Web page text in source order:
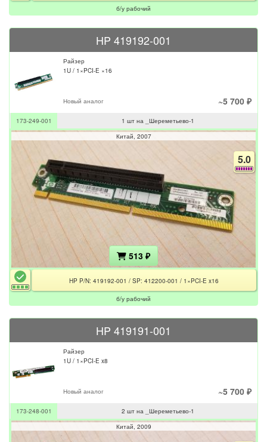
б/у рабочий
HP 419192-001
Райзер
1U / 1×PCI-E ×16
Новый аналог ~5 700 ₽
173-249-001
1 шт на _Шереметьево-1
Китай 2007
5.0
513 ₽
HP P/N: 419192-001 / SP: 412200-001 / 1×PCI-E x16
б/у рабочий
HP 419191-001
Райзер
1U / 1×PCI-E x8
Новый аналог ~5 700 ₽
173-248-001
2 шт на _Шереметьево-1
Китай 2009